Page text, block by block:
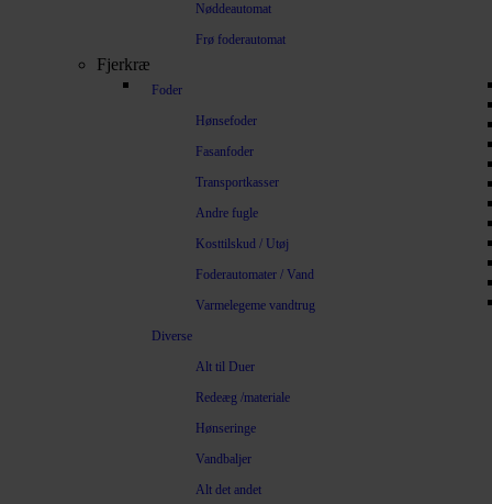
Nøddeautomat
Frø foderautomat
Fjerkræ
Foder
Hønsefoder
Fasanfoder
Transportkasser
Andre fugle
Kosttilskud / Utøj
Foderautomater / Vand
Varmelegeme vandtrug
Diverse
Alt til Duer
Redeæg /materiale
Hønseringe
Vandbaljer
Alt det andet